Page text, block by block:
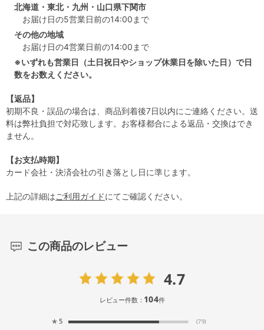
北海道・東北・九州・山口県下関市
お届け日の5営業日前の14:00まで
その他の地域
お届け日の4営業日前の14:00まで
※いずれも営業日（土日祝日やショップ休業日を除いた日）で日
数をお数えください。
【返品】
初期不良・誤品の場合は、商品到着後7日以内にご連絡ください。送
料は弊社負担で対応致します。お客様都合による返品・交換はでき
ません。
【お支払時期】
カード会社・決済会社の引き落とし日に準じます。
上記の詳細はご利用ガイドにてご確認ください。
この商品のレビュー
4.7
レビュー件数： 104件
★ 5 (79)